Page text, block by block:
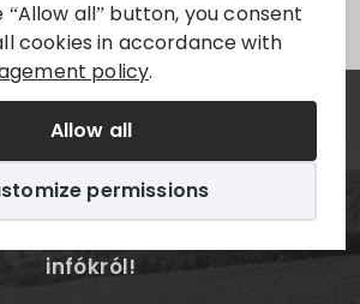
“Allow all” button, you consent
cookies in accordance with
policy.
Allow all
permissions
infókról!